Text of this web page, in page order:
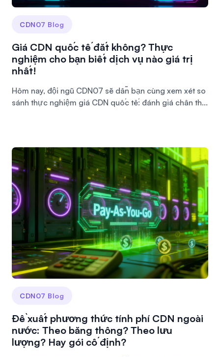
CDN07 Blog
Giá CDN quốc tế đắt không? Thực
nghiệm cho bạn biết dịch vụ nào giá trị
nhất!
Hôm nay, đội ngũ CDN07 sẽ dẫn bạn cùng xem xét so
sánh thực nghiệm giá CDN quốc tế: đánh giá chân th...
CDN07 Blog
Đề xuất phương thức tính phí CDN ngoài
nước: Theo băng thông? Theo lưu
lượng? Hay gói cố định?